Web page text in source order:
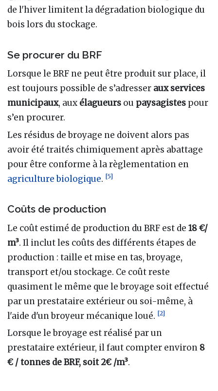
de l'hiver limitent la dégradation biologique du
bois lors du stockage.
Se procurer du BRF
Lorsque le BRF ne peut être produit sur place, il
est toujours possible de s’adresser aux services
municipaux, aux élagueurs ou paysagistes pour
s’en procurer.
Les résidus de broyage ne doivent alors pas
avoir été traités chimiquement après abattage
pour être conforme à la règlementation en
agriculture biologique. [5]
Coûts de production
Le coût estimé de production du BRF est de 18 €/
m³. Il inclut les coûts des différents étapes de
production : taille et mise en tas, broyage,
transport et/ou stockage. Ce coût reste
quasiment le même que le broyage soit effectué
par un prestataire extérieur ou soi-même, à
l'aide d'un broyeur mécanique loué. [2]
Lorsque le broyage est réalisé par un
prestataire extérieur, il faut compter environ 8
€ / tonnes de BRF, soit 2€ /m³.